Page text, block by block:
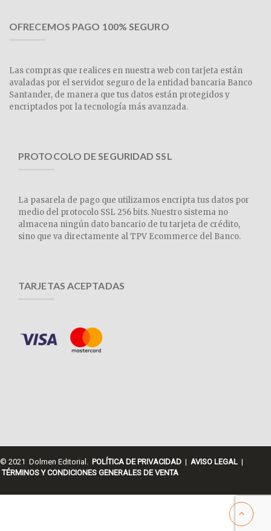
OFRECEMOS PAGO 100% SEGURO
Las compras que realices en nuestra web con tarjeta están
avaladas por el servidor seguro de la entidad bancaria Banco
Santander, de manera que tus datos están protegidos y
encriptados por la tecnología más avanzada.
PROTOCOLO DE SEGURIDAD SSL
La pasarela de pago que utilizamos encripta tus datos por
medio del protocolo SSL 256 bits. Nuestro sistema no
almacena ningún dato bancario de tu tarjeta de crédito,
sino que va directamente al TPV Ecommerce del Banco.
TARJETAS ACEPTADAS
© 2021 Dolmen Editorial. POLÍTICA DE PRIVACIDAD | AVISO LEGAL |
TÉRMINOS Y CONDICIONES GENERALES DE VENTA